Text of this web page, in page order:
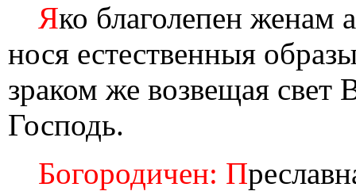
Яко благолепен женам
нося естественныя
зраком же возвещая свет
Господь.
Богородичен: П